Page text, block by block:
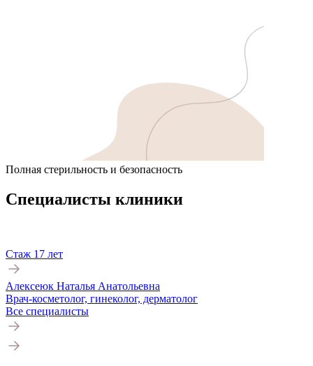
Полная стерильность и безопасность
Специалисты клиники
Стаж 17 лет
Алексеюк Наталья Анатольевна
Врач-косметолог, гинеколог, дерматолог
Все специалисты